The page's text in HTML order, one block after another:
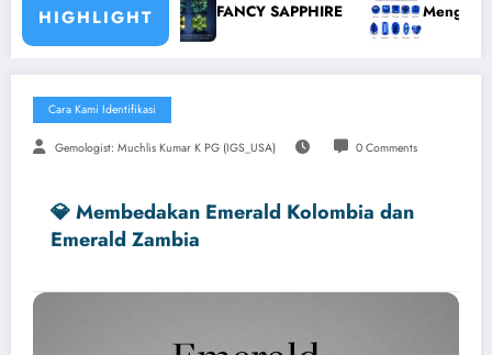
HIGHLIGHTFANCY SAPPHIRE Mengenal Bentuk
Cara Kami Identifikasi
Gemologist: Muchlis Kumar K PG (IGS_USA) 0 Comments
💎 Membedakan Emerald Kolombia dan
Emerald Zambia